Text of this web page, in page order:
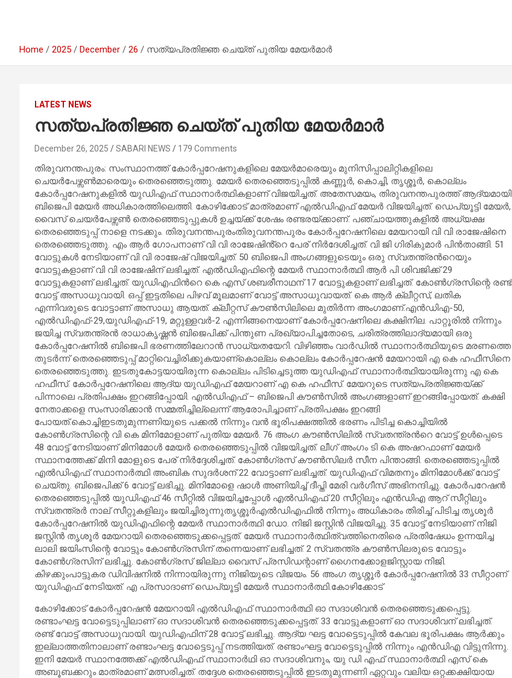
Home 2025 December 26 സത്യപ്രതിജ്ഞ ചെയ്ത് പുതിയ മേയർമാര്‍
LATEST NEWS
സത്യപ്രതിജ്ഞ ചെയ്ത് പുതിയ മേയർമാര്‍
December 26, 2025 SABARI NEWS 179 Comments
തിരുവനന്തപുരം: സംസ്ഥാനത്ത് കോർപ്പറേഷനുകളിലെ മേയർമാരെയും മുനിസിപ്പാലിറ്റികളിലെ
ചെയർപേഴ്സൺമാരെയും തെരഞ്ഞെടുത്തു. മേയർ തെരഞ്ഞെടുപ്പില്‍ കണ്ണൂർ, കൊച്ചി, തൃശ്ശൂർ, കൊല്ലം
കോർപ്പറേഷനുകളിൽ യുഡിഎഫ് സ്ഥാനാര്‍ത്ഥികളാണ് വിജയിച്ചത്. അതേസമയം, തിരുവനന്തപുരത്ത് ആദ്യമായി
ബിജെപി മേയർ അധികാരത്തിലെത്തി. കോഴിക്കോട് മാത്രമാണ് എൽഡിഎഫ് മേയര്‍ വിജയിച്ചത്. ഡെപ്യൂട്ടി മേയർ,
വൈസ് ചെയർപേഴ്സൺ തെരഞ്ഞെടുപ്പുകൾ ഉച്ചയ്ക്ക് ശേഷം രണ്ടരയ്ക്കാണ്. പഞ്ചായത്തുകളിൽ അധ്യക്ഷ
തെരഞ്ഞെടുപ്പ് നാളെ നടക്കും. തിരുവനന്തപുരംതിരുവനന്തപുരം കോര്‍പ്പറേഷനിലെ മേയറായി വി വി രാജേഷിനെ
തെരഞ്ഞെടുത്തു. എം ആർ ഗോപനാണ് വി വി രാജേഷിൻ്റെ പേര് നിർദേശിച്ചത്. വി ജി ഗിരികുമാർ പിൻതാങ്ങി. 51
വോട്ടുകള്‍ നേടിയാണ് വി വി രാജേഷ് വിജയിച്ചത്. 50 ബിജെപി അംഗങ്ങളുടെയും ഒരു സ്വതന്ത്രന്‍റെയും
വോട്ടുകളാണ് വി വി രാജേഷിന് ലഭിച്ചത്. എൽഡിഎഫിന്റെ മേയർ സ്ഥാനാർത്ഥി ആർ പി ശിവജിക്ക് 29
വോട്ടുകളാണ് ലഭിച്ചത്. യുഡിഎഫിന്‍റെ കെ എസ് ശബരീനാഥന് 17 വോട്ടുകളാണ് ലഭിച്ചത്. കോൺ​ഗ്രസിന്റെ രണ്ട്
വോട്ട് അസാധുവായി. ഒപ്പ് ഇട്ടതിലെ പിഴവ് മൂലമാണ് വോട്ട് അസാധുവായത്. കെ ആർ ക്ലീറ്റസ്, ലതിക
എന്നിവരുടെ വോട്ടാണ് അസാധു ആയത്. ക്ലീറ്റസ് കൗൺസിലിലെ മുതിർന്ന അംഗമാണ്.എന്‍ഡിഎ-50,
എല്‍ഡിഎഫ്-29,യുഡിഎഫ്-19, മറ്റുള്ളവര്‍-2 എന്നിങ്ങനെയാണ് കോര്‍പ്പറേഷനിലെ കക്ഷിനില. പാറ്റൂരില്‍ നിന്നും
ജയിച്ച സ്വതന്ത്രന്‍ രാധാകൃഷ്ണന്‍ ബിജെപിക്ക് പിന്തുണ പ്രഖ്യാപിച്ചതോടെ, ചരിത്രത്തിലാദ്യമായി ഒരു
കോര്‍പ്പറേഷനില്‍ ബിജെപി ഭരണത്തിലേറാന്‍ സാധ്യതയേറി. വിഴിഞ്ഞം വാര്‍ഡില്‍ സ്ഥാനാര്‍ത്ഥിയുടെ മരണത്തെ
തുടര്‍ന്ന് തെരഞ്ഞെടുപ്പ് മാറ്റിവെച്ചിരിക്കുകയാണ്കൊല്ലം കൊല്ലം കോർപ്പറേഷൻ മേയറായി എ കെ ഹഫീസിനെ
തെരഞ്ഞെടുത്തു. ഇടതുകോട്ടയായിരുന്ന കൊല്ലം പിടിച്ചെടുത്ത യുഡിഎഫ് സ്ഥാനാര്‍ത്ഥിയായിരുന്നു എ കെ
ഹഫീസ്. കോർപ്പറേഷനിലെ ആദ്യ യുഡിഎഫ് മേയറാണ് എ കെ ഹഫീസ്. മേയറുടെ സത്യപ്രതിജ്ഞയ്ക്ക്
പിന്നാലെ പ്രതിപക്ഷം ഇറങ്ങിപ്പോയി. എൽഡിഎഫ് – ബിജെപി കൗൺസിൽ അംഗങ്ങളാണ് ഇറങ്ങിപ്പോയത്. കക്ഷി
നേതാക്കളെ സംസാരിക്കാൻ സമ്മതിച്ചില്ലെന്ന് ആരോപിച്ചാണ് പ്രതിപക്ഷം ഇറങ്ങി
പോയത്.കൊച്ചിഇടതുമുന്നണിയുടെ പക്കല്‍ നിന്നും വന്‍ ഭൂരിപക്ഷത്തില്‍ ഭരണം പിടിച്ച കൊച്ചിയില്‍
കോണ്‍ഗ്രസിന്റെ വി കെ മിനിമോളാണ് പുതിയ മേയര്‍. 76 അംഗ കൗൺസിലില്‍ സ്വതന്ത്രന്‍റെ വോട്ട് ഉൾപ്പെടെ
48 വോട്ട് നേടിയാണ് മിനിമോൾ മേയര്‍ തെരഞ്ഞെടുപ്പില്‍ വിജയിച്ചത്. ലീഗ് അംഗം ടി കെ അഷറഫാണ് മേയർ
സ്ഥാനത്തേക്ക് മിനി മോളുടെ പേര് നിർദ്ദേശിച്ചത്. കോൺഗ്രസ് കൗൺസിലർ സീന പിന്താങ്ങി. തെരഞ്ഞെടുപ്പില്‍
എല്‍ഡിഎഫ് സ്ഥാനാർത്ഥി അംബിക സുദർശന് 22 വോട്ടാണ് ലഭിച്ചത്. യുഡിഎഫ് വിമതനും മിനിമോൾക്ക് വോട്ട്
ചെയ്തു. ബിജെപിക്ക് 6 വോട്ട് ലഭിച്ചു. മിനിമോളെ ഷാൾ അണിയിച്ച് ദീപ്തി മേരി വർഗീസ് അഭിനന്ദിച്ചു. കോർപറേഷൻ
തെരഞ്ഞെടുപ്പിൽ യുഡിഎഫ് 46 സീറ്റില്‍ വിജയിച്ചപ്പോള്‍ എല്‍ഡിഎഫ് 20 സീറ്റിലും എന്‍ഡിഎ ആറ് സീറ്റിലും
സ്വതന്ത്രർ നാല് സീറ്റുകളിലും ജയിച്ചിരുന്നുതൃശ്ശൂര്‍എല്‍ഡിഎഫില്‍ നിന്നും അധികാരം തിരിച്ച് പിടിച്ച തൃശൂര്‍
കോര്‍പ്പറേഷനില്‍ യുഡിഎഫിന്റെ മേയര്‍ സ്ഥാനാര്‍ത്ഥി ഡോ. നിജി ജസ്റ്റിന്‍ വിജയിച്ചു. 35 വോട്ട് നേടിയാണ് നിജി
ജസ്റ്റിൻ തൃശൂര്‍ മേയറായി തെരഞ്ഞെടുക്കപ്പെട്ടത്. മേയര്‍ സ്ഥാനാര്‍ത്ഥിത്വത്തിനെതിരെ പ്രതിഷേധം ഉന്നയിച്ച
ലാലി ജയിംസിന്റെ വോട്ടും കോൺഗ്രസിന് തന്നെയാണ് ലഭിച്ചത്. 2 സ്വതന്ത്ര കൗൺസിലരുടെ വോട്ടും
കോൺഗ്രസിന് ലഭിച്ചു. കോണ്‍ഗ്രസ് ജില്ലാ വൈസ് പ്രസിഡന്റാണ് ഗൈനക്കോളജിസ്റ്റായ നിജി.
കിഴക്കുംപാട്ടുകര ഡിവിഷനില്‍ നിന്നായിരുന്നു നിജിയുടെ വിജയം. 56 അംഗ തൃശ്ശൂര്‍ കോര്‍പ്പറേഷനില്‍ 33 സീറ്റാണ്
യുഡിഎഫ് നേടിയത്. എ പ്രസാദാണ് ഡെപ്യൂട്ടി മേയര്‍ സ്ഥാനാര്‍ത്ഥി.കോഴിക്കോട്
കോഴിക്കോട് കോര്‍പ്പറേഷൻ മേയറായി എല്‍ഡിഎഫ് സ്ഥാനാര്‍ത്ഥി ഓ സദാശിവൻ തെരഞ്ഞെടുക്കപ്പെട്ടു.
രണ്ടാംഘട്ട വോട്ടെടുപ്പിലാണ് ഓ സദാശിവൻ തെരഞ്ഞെടുക്കപ്പെട്ടത്. 33 വോട്ടുകളാണ് ഓ സദാശിവന് ലഭിച്ചത്.
രണ്ട് വോട്ട് അസാധുവായി. യുഡിഎഫിന് 28 വോട്ട് ലഭിച്ചു. ആദ്യ ഘട്ട വോട്ടെടുപ്പില്‍ കേവല ഭൂരിപക്ഷം ആർക്കും
ഇല്ലാത്തതിനാലാണ് രണ്ടാംഘട്ട വോട്ടെടുപ്പ് നടത്തിയത്. രണ്ടാംഘട്ട വോട്ടെടുപ്പിൽ നിന്നും എൻഡിഎ വിട്ടുനിന്നു.
ഇനി മേയർ സ്ഥാനത്തേക്ക് എൽഡിഎഫ് സ്ഥാനാർഥി ഓ സദാശിവനും, യു ഡി എഫ് സ്ഥാനാർത്ഥി എസ് കെ
അബൂബക്കറും മാത്രമാണ് മത്സരിച്ചത്. തദ്ദേശ തെരഞ്ഞെടുപ്പില്‍ ഇടതുമുന്നണി ഏറ്റവും വലിയ ഒറ്റക്കക്ഷിയായ